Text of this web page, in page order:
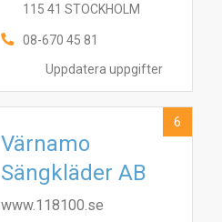
Uppdatera uppgifter
115 41 STOCKHOLM
08-670 45 81
Värnamo
Sängkläder AB
www.118100.se
6